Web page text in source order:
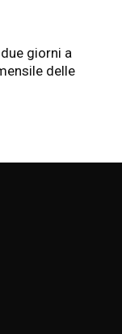
giorni a
delle